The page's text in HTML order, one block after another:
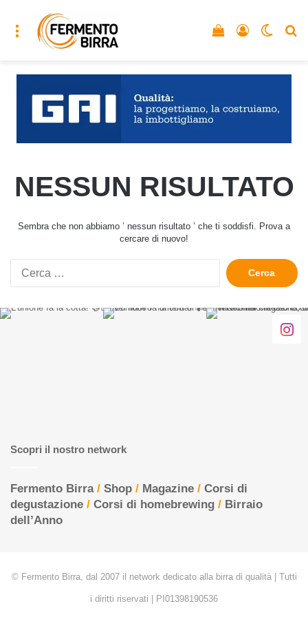
Menu Accedi
Vedi il carrello
NESSUN RISULTATO
Sembra che non abbiamo ’ nessun risultato ’ che ti soddisfi. Prova a
cercare di nuovo!
Ricerca
per:
Scopri il nostro network
Fermento Birra/ Shop / Magazine / Corsi di
degustazione / Corsi di homebrewing / Birraio
dell’Anno
© Fermento Birra, dal 2007 il network dedicato alla birra di qualità | Tutti
i diritti riservati | PI01398190536